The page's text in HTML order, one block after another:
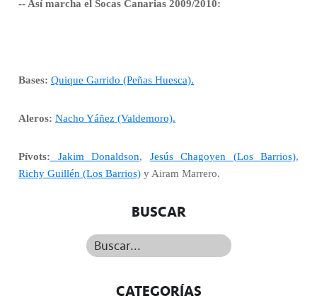
-- Así marcha el Socas Canarias 2009/2010:
Bases: Quique Garrido (Peñas Huesca).
Aleros: Nacho Yáñez (Valdemoro).
Pívots: Jakim Donaldson, Jesús Chagoyen (Los Barrios),
Richy Guillén (Los Barrios) y Airam Marrero.
BUSCAR
Buscar...
CATEGORÍAS